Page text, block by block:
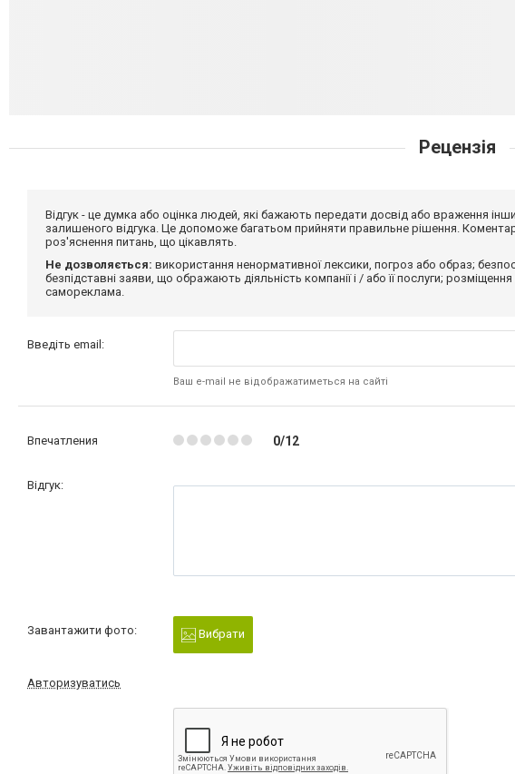
Рецензія
Відгук - це думка або оцінка людей, які бажають передати досвід або враження
залишеного відгука. Це допоможе багатьом прийняти правильне рішення.
роз'яснення питань, що цікавлять.
Не дозволяється: використання ненормативної лексики, погроз або образ;
безпідставні заяви, що ображають діяльність компанії і / або її послуги;
самореклама.
Введіть email:
Ваш e-mail не відображатиметься на сайті
Впечатления 0/12
Відгук:
Завантажити фото: Вибрати
Авторизуватись